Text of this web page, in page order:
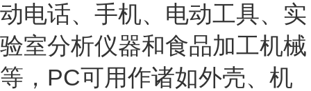
动电话、手机、电动工具、实
验室分析仪器和食品加工机械
等，PC可用作诸如外壳、机